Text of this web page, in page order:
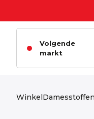
Volgende
markt
WinkelDamesstoffen